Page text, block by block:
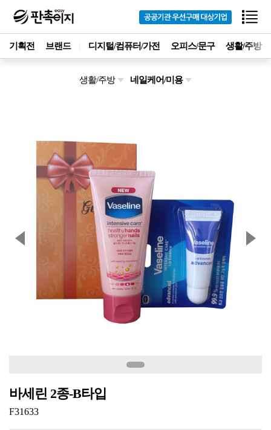
기획전 브랜드 디지털/컴퓨터/가전 오피스/문구 생활/주방
생활/주방 네일케어/미용
바세린 2종-B타입
F31633